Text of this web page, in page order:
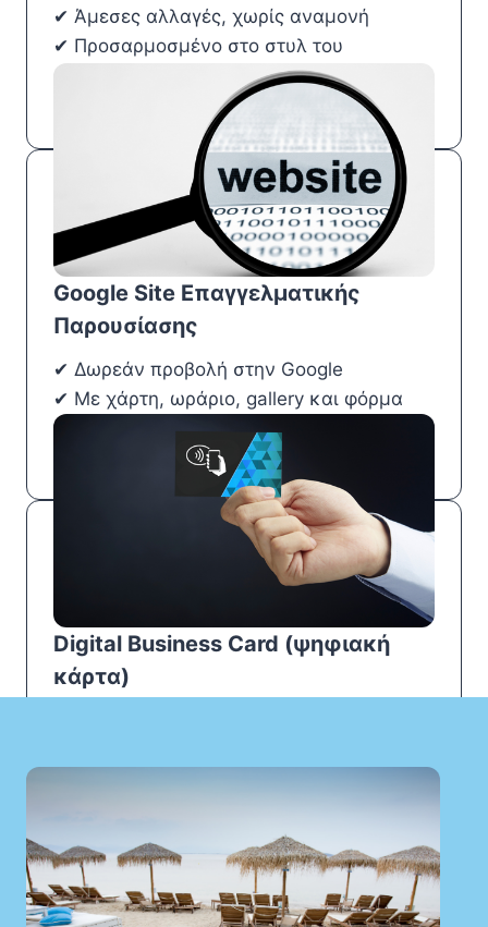
✔ Άμεσες αλλαγές, χωρίς αναμονή
✔ Προσαρμοσμένο στο στυλ του
καταστήματός σου
Google Site Επαγγελματικής
Παρουσίασης
✔ Δωρεάν προβολή στην Google
✔ Με χάρτη, ωράριο, gallery και φόρμα
επικοινωνίας
✔ Εμφάνιση σε τοπικά αποτελέσματα
Digital Business Card (ψηφιακή
κάρτα)